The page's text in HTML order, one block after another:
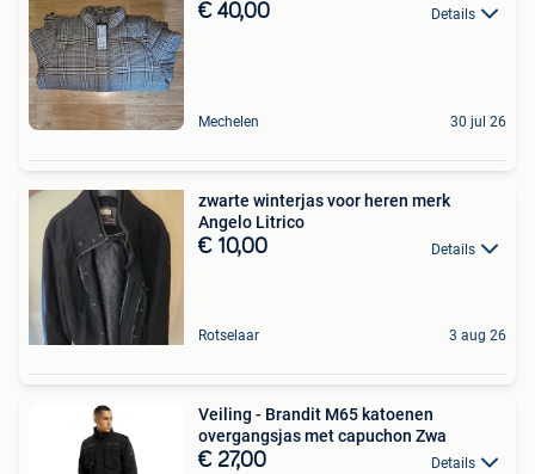
€ 40,00 Details
Mechelen 30 jul 26
zwarte winterjas voor heren merk
Angelo Litrico
€ 10,00 Details
Rotselaar 3 aug 26
Veiling - Brandit M65 katoenen
overgangsjas met capuchon Zwa
€ 27,00 Details